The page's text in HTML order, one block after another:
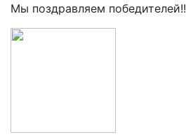
Мы поздравляем победителей!!